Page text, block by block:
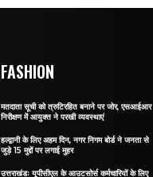
FASHION
मतदाता सूची को त्रुटिरहित बनाने पर जोर, एसआईआर
निरीक्षण में आयुक्त ने परखी व्यवस्थाएं
हल्द्वानी के लिए अहम दिन, नगर निगम बोर्ड ने जनता से
जुड़े 15 मुद्दों पर लगाई मुहर
उत्तराखंडः यूपीसीएल के आउटसोर्स कर्मचारियों के लिए